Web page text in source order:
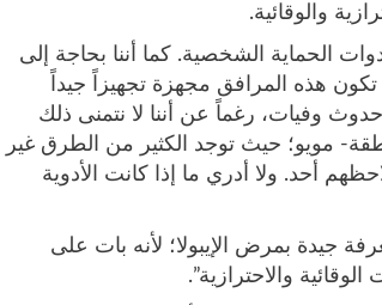
والوقائية.
الحماية الشخصية. كما أننا بحاجة إلى
هذه المرافق مجهزة تجهيزاً جيداً
وفيات، رغماً عن أننا لا نتمنى ذلك
مويو؛ حيث توجد الكثير من الطرق غير
أحد. ولا أدري ما إذا كانت الأدوية
جيدة بمرض الإيبولا؛ لأنه بات على
والاحترازية”.